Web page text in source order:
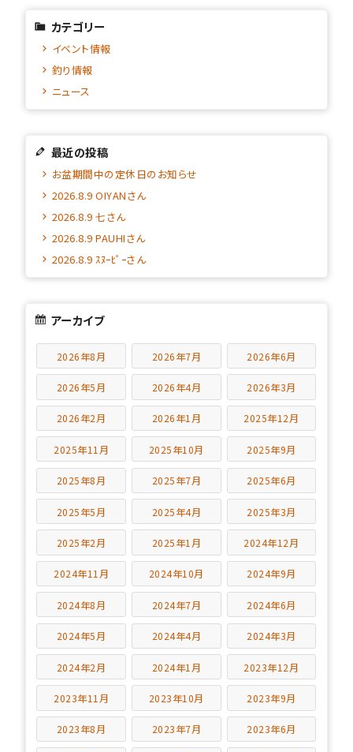
カテゴリー
イベント情報
釣り情報
ニュース
最近の投稿
お盆期間中の定休日のお知らせ
2026.8.9 OIYANさん
2026.8.9 七さん
2026.8.9 PAUHIさん
2026.8.9 ｽﾇｰﾋﾟｰさん
アーカイブ
2026年8月 2026年7月 2026年6月
2026年5月 2026年4月 2026年3月
2026年2月 2026年1月 2025年12月
2025年11月 2025年10月 2025年9月
2025年8月 2025年7月 2025年6月
2025年5月 2025年4月 2025年3月
2025年2月 2025年1月 2024年12月
2024年11月 2024年10月 2024年9月
2024年8月 2024年7月 2024年6月
2024年5月 2024年4月 2024年3月
2024年2月 2024年1月 2023年12月
2023年11月 2023年10月 2023年9月
2023年8月 2023年7月 2023年6月